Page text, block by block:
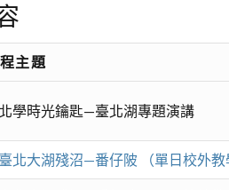
主題
學時光鑰匙—臺北湖專題演講
北大湖殘沼—番仔陂 （單日校外教